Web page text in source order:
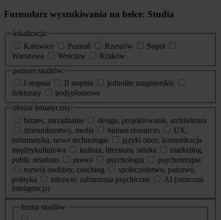
Formularz wyszukiwania na belce: Studia
lokalizacja:
Katowice
Poznań Rzeszów
Sopot
Warszawa
Wrocław
Kraków
poziom studiów:
I stopnia
II stopnia
jednolite magisterskie
doktoraty
podyplomowe
obszar tematyczny:
biznes, zarządzanie
design, projektowanie, architektura
dziennikarstwo, media
human resources
UX,
informatyka, nowe technologie
języki obce, komunikacja
międzykulturowa
kultura, literatura, sztuka
marketing,
public relations
prawo psychologia
psychoterapia
rozwój osobisty, coaching
społeczeństwo, państwo,
polityka
zdrowie, zaburzenia psychiczne
AI (sztuczna
inteligencja)
dodatkowe
informacje
forma studiów: